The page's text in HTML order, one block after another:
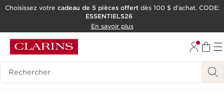
ALLER AU CONTENU
OUTIL D'ACCESSIBILITÉ
Choisissez votre cadeau de 5 pièces offertdès 100 $ d'achat. CODE:
ESSENTIELS26
En savoir plus
Historique des recherches